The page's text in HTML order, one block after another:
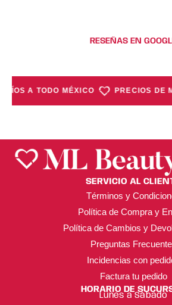
RESEÑAS EN
A TODO MÉXICO PRECIOS DE
SERVICIO AL
Términos y
Política de Compra y
Política de Cambios y
Preguntas
Incidencias con
Factura tu pedido
HORARIO DE
Lunes a Sábado